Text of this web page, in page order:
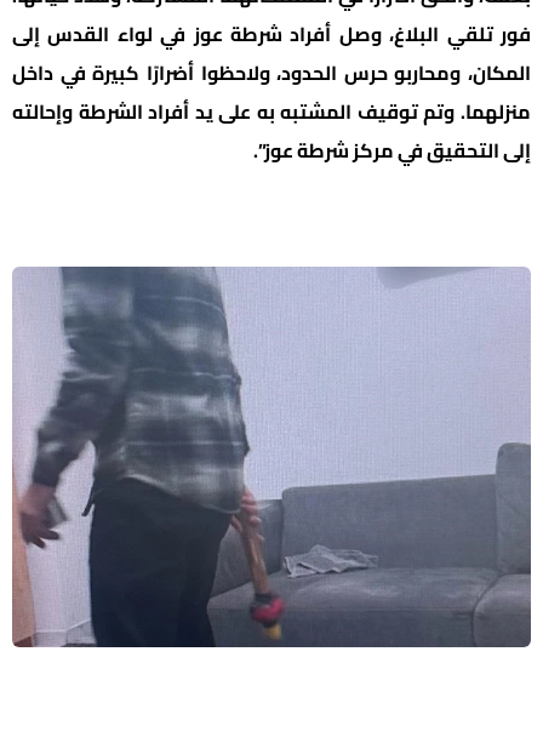
فور تلقي البلاغ، وصل أفراد شرطة عوز في لواء القدس إلى
المكان، ومحاربو حرس الحدود، ولاحظوا أضرارًا كبيرة في داخل
منزلهما. وتم توقيف المشتبه به على يد أفراد الشرطة وإحالته
إلى التحقيق في مركز شرطة عوز”.